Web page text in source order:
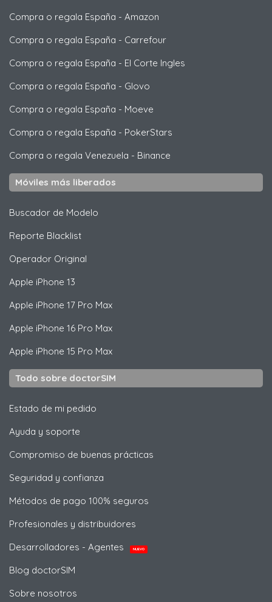
Compra o regala España - Amazon
Compra o regala España - Carrefour
Compra o regala España - El Corte Ingles
Compra o regala España - Glovo
Compra o regala España - Moeve
Compra o regala España - PokerStars
Compra o regala Venezuela - Binance
Móviles más liberados
Buscador de Modelo
Reporte Blacklist
Operador Original
Apple iPhone 13
Apple iPhone 17 Pro Max
Apple iPhone 16 Pro Max
Apple iPhone 15 Pro Max
Todo sobre doctorSIM
Estado de mi pedido
Ayuda y soporte
Compromiso de buenas prácticas
Seguridad y confianza
Métodos de pago 100% seguros
Profesionales y distribuidores
Desarrolladores - Agentes
NUEVO
Blog doctorSIM
Sobre nosotros